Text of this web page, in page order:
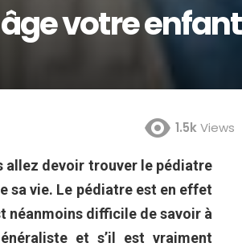
votre enfant
1.5kViews
allez devoir trouver le pédiatre
sa vie. Le pédiatre est en effet
néanmoins difficile de savoir à
et s’il est vraiment